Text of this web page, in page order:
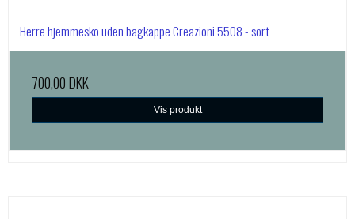
Herre hjemmesko uden bagkappe Creazioni 5508 - sort
700,00 DKK
Vis produkt